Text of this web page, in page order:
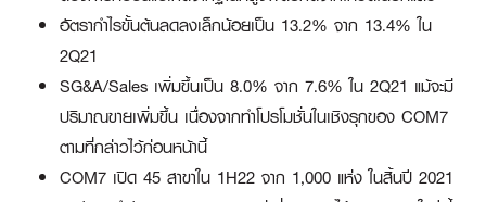
อัตรากำไรขั้นต้นลดลงเล็กน้อยเป็น 13.2% จาก 13.4% ใน
2Q21
SG&A/Sales เพิ่มขึ้นเป็น 8.0% จาก 7.6% ใน 2Q21 แม้จะมี
ปริมาณขายเพิ่มขึ้น เนื่องจากทำโปรโมชั่นในเชิงรุกของ COM7
ตามที่กล่าวไว้ก่อนหน้านี้
COM7 เปิด 45 สาขาใน 1H22 จาก 1,000 แห่ง ในสิ้นปี 2021